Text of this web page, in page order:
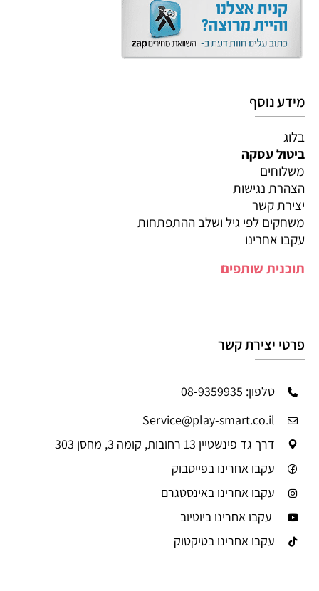
מידע נוסף
בלוג
ביטול עסקה
משלוחים
הצהרת נגישות
יצירת קשר
משחקים לפי גיל ושלב ההתפתחות
עקבו אחרינו
תוכנית שותפים
פרטי יצירת קשר
טלפון: 08-9359935
Service@play-smart.co.il
דרך גד פינשטיין 13 רחובות, קומה 3, מחסן 303
עקבו אחרינו בפייסבוק
עקבו אחרינו באינסטגרם
עקבו אחרינו ביוטיוב
עקבו אחרינו בטיקטוק